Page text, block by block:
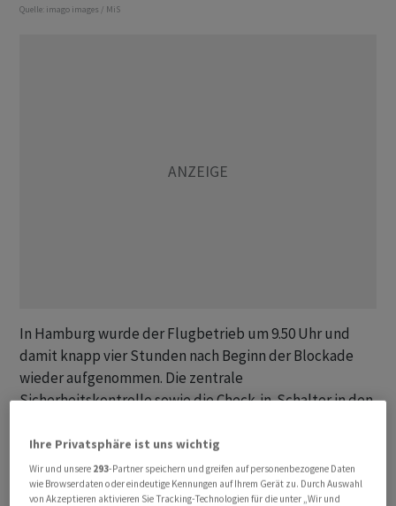
Quelle: imago images / MiS
In Hamburg wurde der Flugbetrieb um 9.50 Uhr und
damit knapp vier Stunden nach Beginn der Blockade
wieder aufgenommen. Die zentrale
Sicherheitskontrolle sowie die Check-in-Schalter in den
wurden 17 Ankünfte und 19 Abflüge gestrichen. Zehn
ankommende Flugzeuge wurden zu anderen Flughäfen
umgeleitet.
Ihre Privatsphäre ist uns wichtig
Wir und unsere 293-Partner speichern und greifen auf personenbezogene Daten
wie Browserdaten oder eindeutige Kennungen auf Ihrem Gerät zu. Durch Auswahl
von Akzeptieren aktivieren Sie Tracking-Technologien für die unter „Wir und